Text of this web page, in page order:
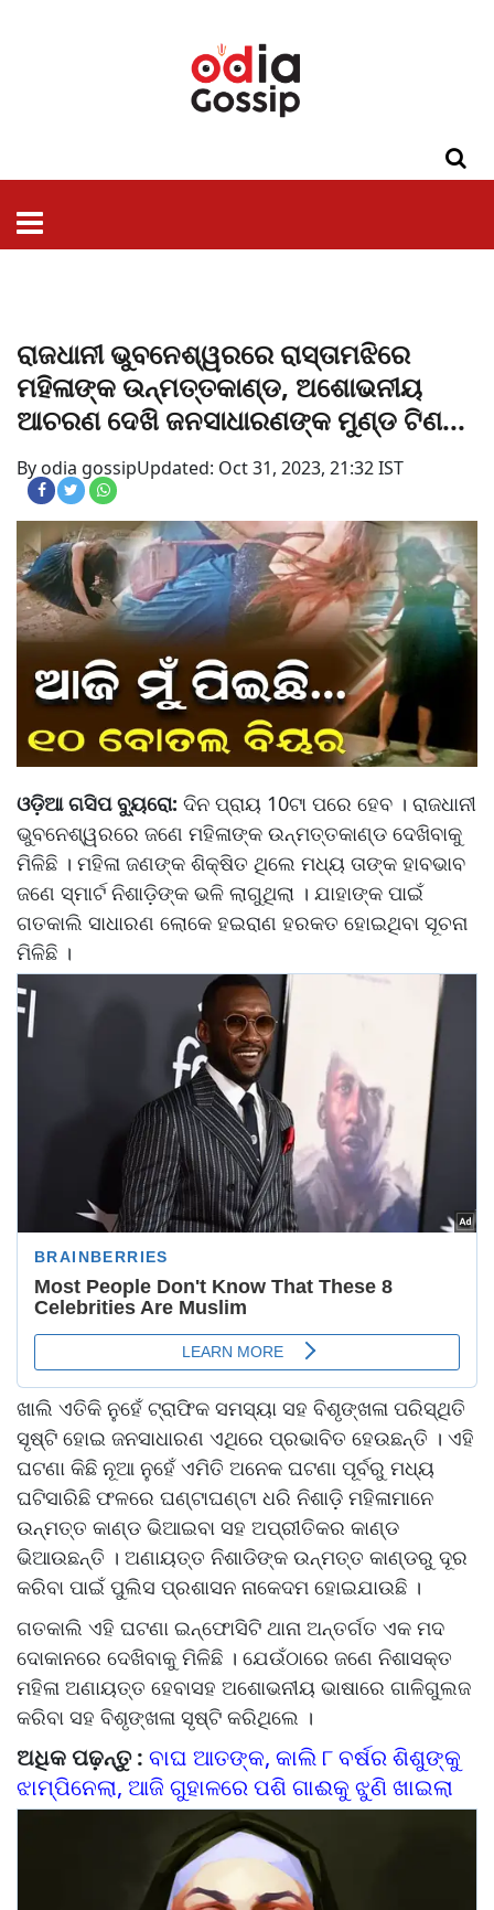
ରାଜଧାନୀ ଭୁବନେଶ୍ୱରରେ ରାସ୍ତାମଝିରେ
ମହିଳାଙ୍କ ଉନ୍ମତ୍ତକାଣ୍ଡ, ଅଶୋଭନୀୟ
ଆଚରଣ ଦେଖି ଜନସାଧାରଣଙ୍କ ମୁଣ୍ଡ ଟିଣ...
By odia gossipUpdated: Oct 31, 2023, 21:32 IST
ଓଡ଼ିଆ ଗସିପ ବ୍ୟୁରୋ: ଦିନ ପ୍ରାୟ 10ଟା ପରେ ହେବ । ରାଜଧାନୀ
ଭୁବନେଶ୍ୱରରେ ଜଣେ ମହିଳାଙ୍କ ଉନ୍ମତ୍ତକାଣ୍ଡ ଦେଖିବାକୁ
ମିଳିଛି । ମହିଳା ଜଣଙ୍କ ଶିକ୍ଷିତ ଥିଲେ ମଧ୍ୟ ତାଙ୍କ ହାବଭାବ
ଜଣେ ସ୍ମାର୍ଟ ନିଶାଡ଼ିଙ୍କ ଭଳି ଲାଗୁଥିଲା । ଯାହାଙ୍କ ପାଇଁ
ଗତକାଲି ସାଧାରଣ ଲୋକେ ହଇରାଣ ହରକତ ହୋଇଥିବା ସୂଚନା
ମିଳିଛି ।
ଖାଲି ଏତିକି ନୁହେଁ ଟ୍ରାଫିକ ସମସ୍ୟା ସହ ବିଶୃଙ୍ଖଳା ପରିସ୍ଥିତି
ସୃଷ୍ଟି ହୋଇ ଜନସାଧାରଣ ଏଥିରେ ପ୍ରଭାବିତ ହେଉଛନ୍ତି । ଏହି
ଘଟଣା କିଛି ନୂଆ ନୁହେଁ ଏମିତି ଅନେକ ଘଟଣା ପୂର୍ବରୁ ମଧ୍ୟ
ଘଟିସାରିଛି ଫଳରେ ଘଣ୍ଟାଘଣ୍ଟା ଧରି ନିଶାଡ଼ି ମହିଳାମାନେ
ଉନ୍ମତ୍ତ କାଣ୍ଡ ଭିଆଇବା ସହ ଅପ୍ରୀତିକର କାଣ୍ଡ
ଭିଆଉଛନ୍ତି । ଅଣାୟତ୍ତ ନିଶାଡିଙ୍କ ଉନ୍ମତ୍ତ କାଣ୍ଡରୁ ଦୂର
କରିବା ପାଇଁ ପୁଲିସ ପ୍ରଶାସନ ନାକେଦମ ହୋଇଯାଉଛି ।
ଗତକାଲି ଏହି ଘଟଣା ଇନ୍ଫୋସିଟି ଥାନା ଅନ୍ତର୍ଗତ ଏକ ମଦ
ଦୋକାନରେ ଦେଖିବାକୁ ମିଳିଛି । ଯେଉଁଠାରେ ଜଣେ ନିଶାସକ୍ତ
ମହିଳା ଅଣାୟତ୍ତ ହେବାସହ ଅଶୋଭନୀୟ ଭାଷାରେ ଗାଳିଗୁଲଜ
କରିବା ସହ ବିଶୃଙ୍ଖଳା ସୃଷ୍ଟି କରିଥିଲେ ।
ଅଧିକ ପଢ଼ନ୍ତୁ : ବାଘ ଆତଙ୍କ, କାଲି ୮ ବର୍ଷର ଶିଶୁଙ୍କୁ
ଝାମ୍ପିନେଲା, ଆଜି ଗୁହାଳରେ ପଶି ଗାଈକୁ ଝୁଣି ଖାଇଲା